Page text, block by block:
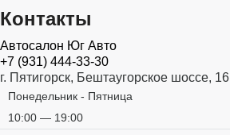
Контакты
Автосалон Юг Авто
+7 (931) 444-33-30
г. Пятигорск, Бештаугорское шоссе, 16
Понедельник - Пятница
10:00 — 19:00